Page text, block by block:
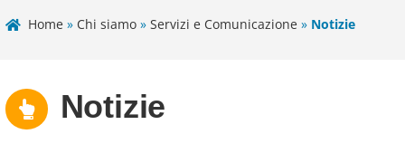
Home » Chi siamo » Servizi e Comunicazione » Notizie
Notizie